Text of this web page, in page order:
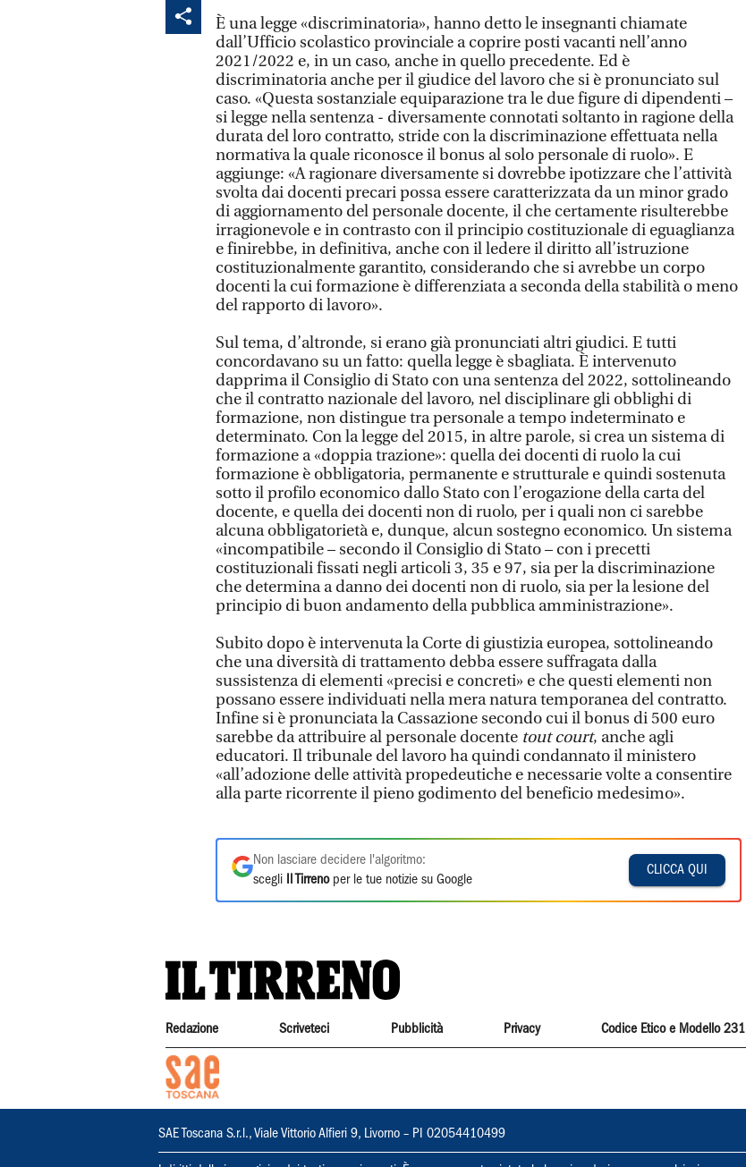
È una legge «discriminatoria», hanno detto le insegnanti chiamate
dall’Ufficio scolastico provinciale a coprire posti vacanti nell’anno
2021/2022 e, in un caso, anche in quello precedente. Ed è
discriminatoria anche per il giudice del lavoro che si è pronunciato sul
caso. «Questa sostanziale equiparazione tra le due figure di dipendenti –
si legge nella sentenza - diversamente connotati soltanto in ragione della
durata del loro contratto, stride con la discriminazione effettuata nella
normativa la quale riconosce il bonus al solo personale di ruolo». E
aggiunge: «A ragionare diversamente si dovrebbe ipotizzare che l’attività
svolta dai docenti precari possa essere caratterizzata da un minor grado
di aggiornamento del personale docente, il che certamente risulterebbe
irragionevole e in contrasto con il principio costituzionale di eguaglianza
e finirebbe, in definitiva, anche con il ledere il diritto all’istruzione
costituzionalmente garantito, considerando che si avrebbe un corpo
docenti la cui formazione è differenziata a seconda della stabilità o meno
del rapporto di lavoro».
Sul tema, d’altronde, si erano già pronunciati altri giudici. E tutti
concordavano su un fatto: quella legge è sbagliata. È intervenuto
dapprima il Consiglio di Stato con una sentenza del 2022, sottolineando
che il contratto nazionale del lavoro, nel disciplinare gli obblighi di
formazione, non distingue tra personale a tempo indeterminato e
determinato. Con la legge del 2015, in altre parole, si crea un sistema di
formazione a «doppia trazione»: quella dei docenti di ruolo la cui
formazione è obbligatoria, permanente e strutturale e quindi sostenuta
sotto il profilo economico dallo Stato con l’erogazione della carta del
docente, e quella dei docenti non di ruolo, per i quali non ci sarebbe
alcuna obbligatorietà e, dunque, alcun sostegno economico. Un sistema
«incompatibile – secondo il Consiglio di Stato – con i precetti
costituzionali fissati negli articoli 3, 35 e 97, sia per la discriminazione
che determina a danno dei docenti non di ruolo, sia per la lesione del
principio di buon andamento della pubblica amministrazione».
Subito dopo è intervenuta la Corte di giustizia europea, sottolineando
che una diversità di trattamento debba essere suffragata dalla
sussistenza di elementi «precisi e concreti» e che questi elementi non
possano essere individuati nella mera natura temporanea del contratto.
Infine si è pronunciata la Cassazione secondo cui il bonus di 500 euro
sarebbe da attribuire al personale docente tout court, anche agli
educatori. Il tribunale del lavoro ha quindi condannato il ministero
«all’adozione delle attività propedeutiche e necessarie volte a consentire
alla parte ricorrente il pieno godimento del beneficio medesimo».
Non lasciare decidere l'algoritmo:
scegli
Il Tirrenoper le tue notizie su Google
CLICCA QUI
Redazione Scriveteci Pubblicità Privacy Codice Etico e Modello 231
SAE Toscana S.r.l., Viale Vittorio Alfieri 9, Livorno – PI 02054410499